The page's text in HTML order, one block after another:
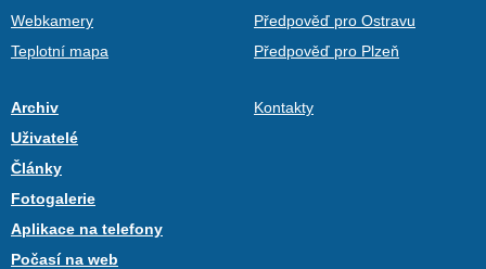
Webkamery
Teplotní mapa
Předpověď pro Ostravu
Předpověď pro Plzeň
Archiv
Uživatelé
Články
Fotogalerie
Aplikace na telefony
Počasí na web
Kontakty